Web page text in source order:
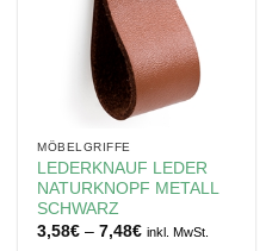
MÖBELGRIFFE
LEDERKNAUF LEDER
NATURKNOPF METALL
SCHWARZ
3,58€ –7,48€Preisspanne:
inkl. MwSt.